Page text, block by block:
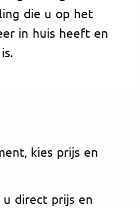
die u op het
in huis heeft en
kies prijs en
direct prijs en